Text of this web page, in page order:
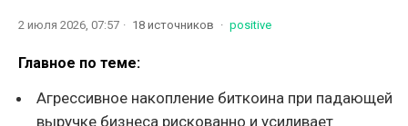
2 июля 2026, 07:57 18 источников positive
Главное по теме:
Агрессивное накопление биткоина при падающей
выручке бизнеса рискованно и усиливает